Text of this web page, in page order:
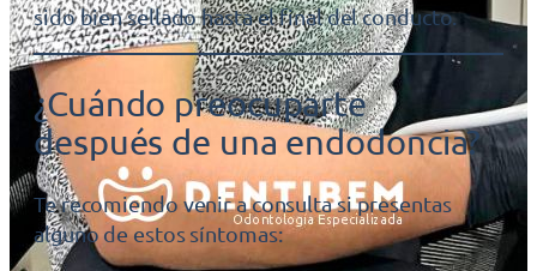
sido bien sellado hasta el final del conducto.
¿Cuándo preocuparte
después de una endodoncia?
Te recomiendo venir a consulta si presentas
alguno de estos síntomas: